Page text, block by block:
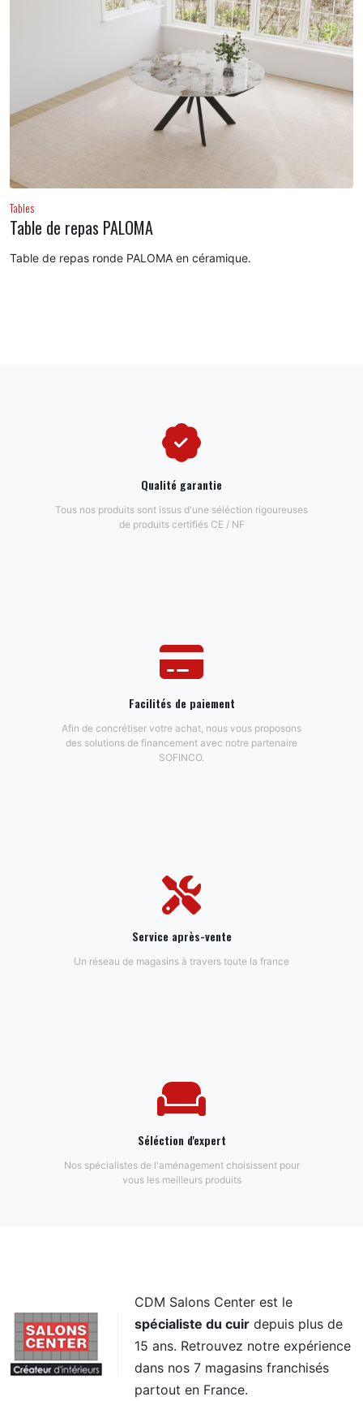
Tables
Table de repas PALOMA
Table de repas ronde PALOMA en céramique.
Qualité garantie
Tous nos produits sont issus d'une séléction rigoureuses
de produits certifiés CE / NF
Facilités de paiement
Afin de concrétiser votre achat, nous vous proposons
des solutions de financement avec notre partenaire
SOFINCO.
Service après-vente
Un réseau de magasins à travers toute la france
Séléction d'expert
Nos spécialistes de l'aménagement choisissent pour
vous les meilleurs produits
CDM Salons Center est le
spécialiste du cuir depuis plus de
15 ans. Retrouvez notre expérience
dans nos 7 magasins franchisés
partout en France.